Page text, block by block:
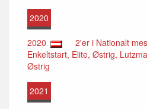
2020
2020
2'er i Nationalt
Enkeltstart, Elite, Østrig,
Østrig
2021